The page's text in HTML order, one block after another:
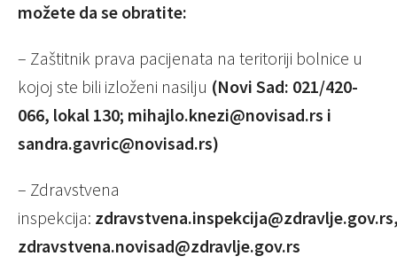
možete da se obratite:
– Zaštitnik prava pacijenata na teritoriji bolnice u
kojoj ste bili izloženi nasilju (Novi Sad: 021/420-
066, lokal 130; mihajlo.knezi@novisad.rs i
sandra.gavric@novisad.rs)
– Zdravstvena
inspekcija:
zdravstvena.novisad@zdravlje.gov.rs